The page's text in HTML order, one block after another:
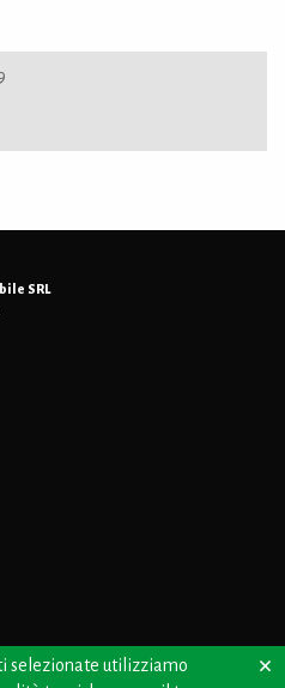
SRL
selezionate utilizziamo
×